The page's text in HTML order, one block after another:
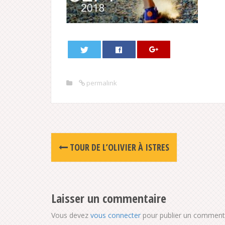
permalink
Post
navigation
TOUR DE L’OLIVIER À ISTRES
Laisser un commentaire
Vous devez vous connecter pour publier un